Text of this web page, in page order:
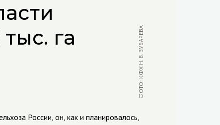
га
ФОТО: КФХ Н. В. ЗУБАРЕВА
России, он, как и планировалось,